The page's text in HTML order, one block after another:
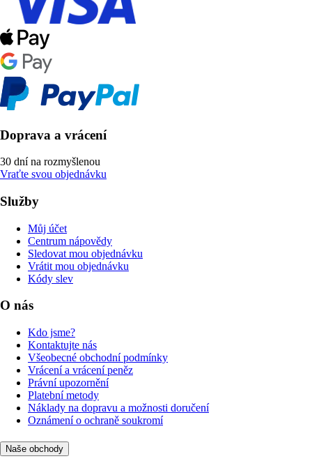
Doprava a vrácení
30 dní na rozmyšlenou
Vraťte svou objednávku
Služby
Můj účet
Centrum nápovědy
Sledovat mou objednávku
Vrátit mou objednávku
Kódy slev
O nás
Kdo jsme?
Kontaktujte nás
Všeobecné obchodní podmínky
Vrácení a vrácení peněz
Právní upozornění
Platební metody
Náklady na dopravu a možnosti doručení
Oznámení o ochraně soukromí
Naše obchody